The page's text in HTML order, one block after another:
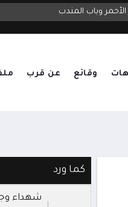
الأحمر وباب المندب
وقائع عن قرب
كما ورد
شهداء